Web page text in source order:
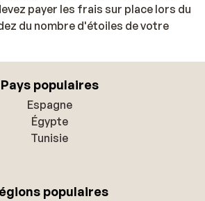
payer les frais sur place lors du
du nombre d'étoiles de votre
Pays populaires
Espagne
Égypte
Tunisie
populaires